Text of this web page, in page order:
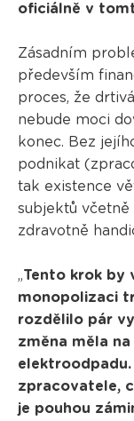
oficiálně v
Zásadním
především
proces, že
nebude moci
konec. Bez
podnikat
tak existence
subjektů včetně
zdravotně
„Tento krok by
monopolizaci
rozdělilo pár
změna měla
zpracovatele,
je pouhou